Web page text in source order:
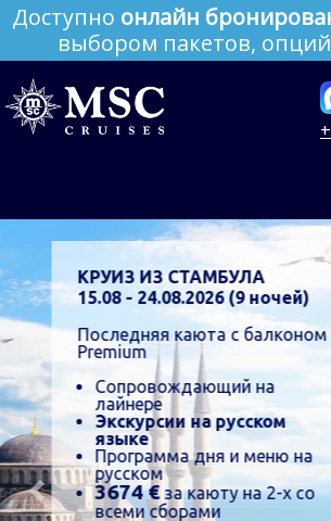
Доступно онлайн
выбором пакетов,
БЕЗ ВИЗ из Шанхая
С января по ноябрь
Безвизовый круиз
Русские группы
Экскурсии на русском
ПОДРОБНЕЕ
от 317 € на человека
Previous